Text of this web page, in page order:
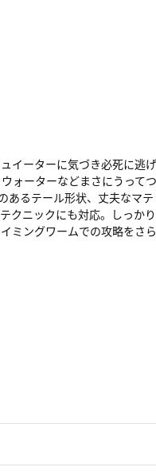
イーターに気づき必死に逃
ォーターなどまさにうって
るテール形状、丈夫なマ
クニックにも対応。しっか
ングワームでの攻略をさら